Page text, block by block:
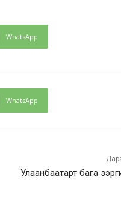
WhatsApp
WhatsApp
Улаанбаатарт бага